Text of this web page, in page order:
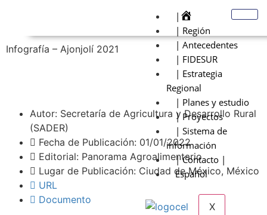
|
| Región
| Antecedentes
| FIDESUR
| Estrategia
Regional
| Planes y estudio
| Proyectos
| Sistema de
información
| Contacto |
Español
X
Infografía – Ajonjolí 2021
Autor: Secretaría de Agricultura y Desarrollo Rural
(SADER)
Fecha de Publicación: 01/01/2022
Editorial: Panorama Agroalimentario
Lugar de Publicación: Ciudad de México, México
URL
Documento